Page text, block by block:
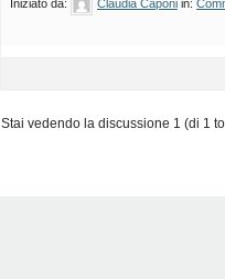
Iniziato da: Claudia Caponi in:
Stai vedendo la discussione 1 (di 1